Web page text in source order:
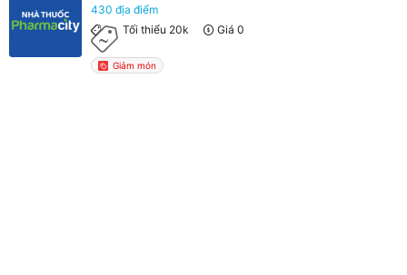
430 địa điểm
Tối thiểu 20k
Giá 0
Giảm món